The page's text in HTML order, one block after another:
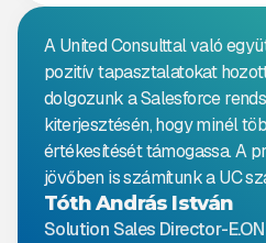
A United Consulttal való
pozitív tapasztalatokat
dolgozunk a Salesforce
kiterjesztésén, hogy minél
értékesítését támogassa. A
jövőben is számítunk a UC
Tóth András István
Solution Sales Director-